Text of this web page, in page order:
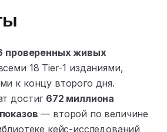
проверенных живых
18 Tier-1 изданиями,
к концу второго дня.
достиг 672 миллиона
— второй по величине
кейс-исследований